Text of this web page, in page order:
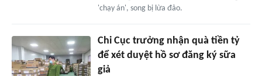
'chạy án', song bị lừa đảo.
Chi Cục trưởng nhận quà tiền tỷ
để xét duyệt hồ sơ đăng ký sữa
giả